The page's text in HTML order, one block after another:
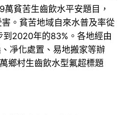
貧苦生齒飲水平安題目，
。貧苦地域自來水普及率從
到2020年的83%。各地經由
凈化處置、易地搬家等辦
鄉村生齒飲水型氟超標題